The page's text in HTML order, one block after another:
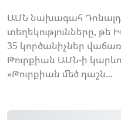
ԱՄՆ նախագահ Դոնալդ
տեղեկությունները, թե
35 կործանիչներ
Թուրքիան ԱՄՆ-ի
«Թուրքիան մեծ դաշն...